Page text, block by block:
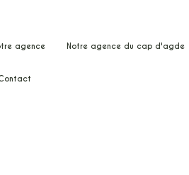
agence notre agence du cap d'agde
contact